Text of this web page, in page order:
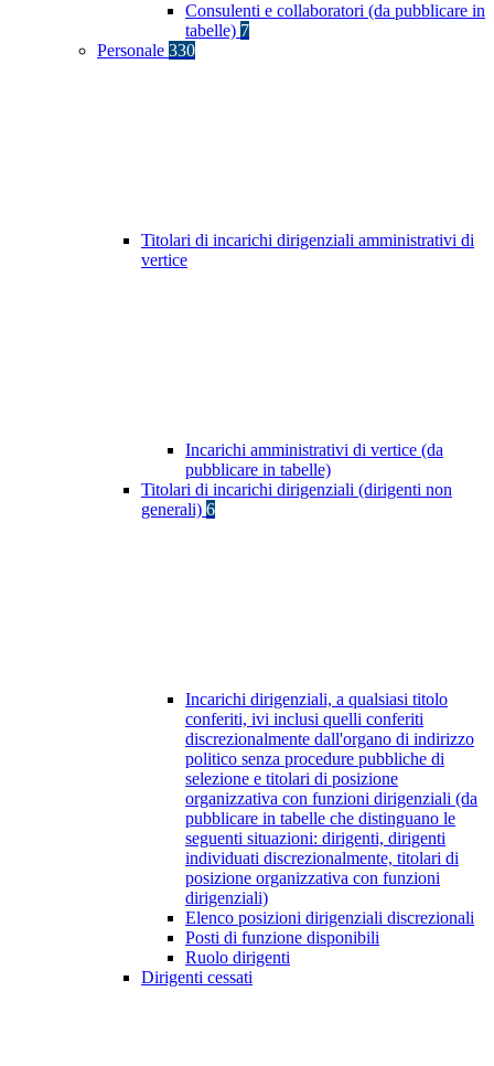
Consulenti e collaboratori (da pubblicare in
tabelle) 7
Personale 330
Titolari di incarichi dirigenziali amministrativi di
vertice
Incarichi amministrativi di vertice (da
pubblicare in tabelle)
Titolari di incarichi dirigenziali (dirigenti non
generali) 6
Incarichi dirigenziali, a qualsiasi titolo
conferiti, ivi inclusi quelli conferiti
discrezionalmente dall'organo di indirizzo
politico senza procedure pubbliche di
selezione e titolari di posizione
organizzativa con funzioni dirigenziali (da
pubblicare in tabelle che distinguano le
seguenti situazioni: dirigenti, dirigenti
individuati discrezionalmente, titolari di
posizione organizzativa con funzioni
dirigenziali)
Elenco posizioni dirigenziali discrezionali
Posti di funzione disponibili
Ruolo dirigenti
Dirigenti cessati